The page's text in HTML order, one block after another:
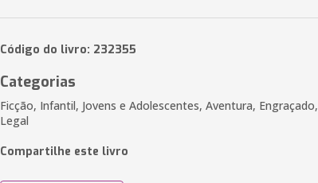
Código do livro: 232355
Categorias
Ficção, Infantil, Jovens e Adolescentes, Aventura, Engraçado,
Legal
Compartilhe este livro